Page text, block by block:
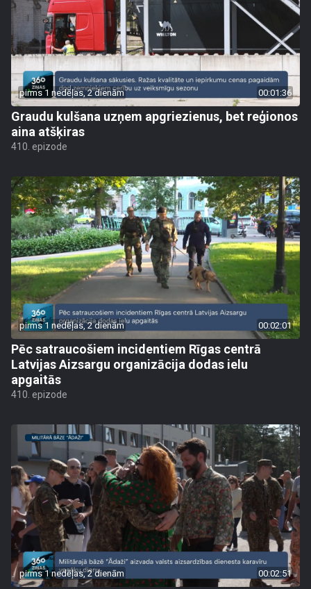
pirms 1 nedēļas, 2 dienām 00:01:36
Graudu kulšana uzņem apgriezienus, bet reģionos
aina atšķiras
410. epizode
pirms 1 nedēļas, 2 dienām 00:02:01
Pēc satraucošiem incidentiem Rīgas centrā
Latvijas Aizsargu organizācija dodas ielu
apgaitās
410. epizode
pirms 1 nedēļas, 2 dienām 00:02:51